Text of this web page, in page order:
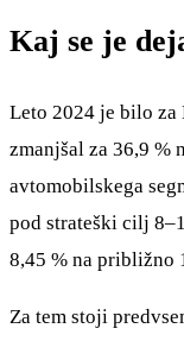
Kaj se je
Leto 2024 je bilo za
zmanjšal za 36,9 %
avtomobilskega
pod strateški cilj
8,45 % na približno
Za tem stoji